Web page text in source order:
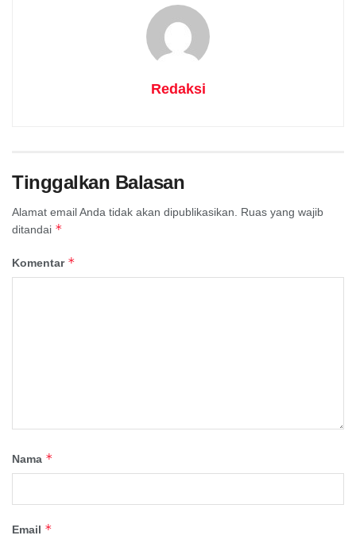
Redaksi
Tinggalkan Balasan
Alamat email Anda tidak akan dipublikasikan.
Ruas yang wajib
ditandai *
Komentar *
Nama *
Email *